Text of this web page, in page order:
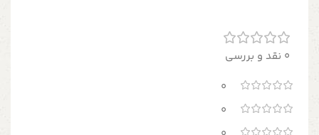
0 نقد و بررسی
0
0